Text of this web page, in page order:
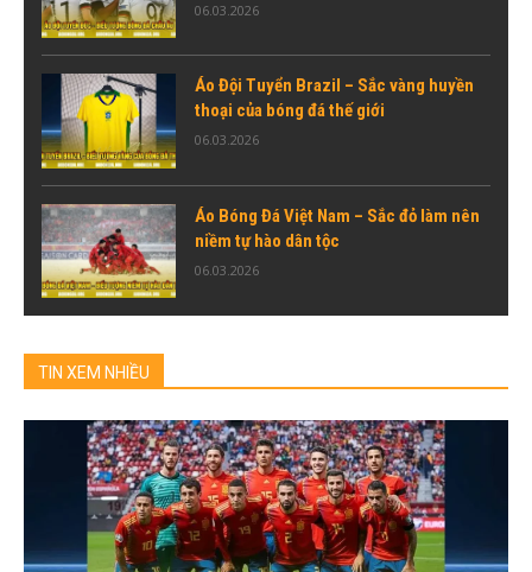
06.03.2026
Áo Đội Tuyển Brazil – Sắc vàng huyền
thoại của bóng đá thế giới
06.03.2026
Áo Bóng Đá Việt Nam – Sắc đỏ làm nên
niềm tự hào dân tộc
06.03.2026
TIN XEM NHIỀU